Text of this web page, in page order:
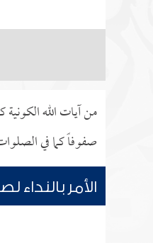
من آيات الله
صفوفاً كما في
الأمر